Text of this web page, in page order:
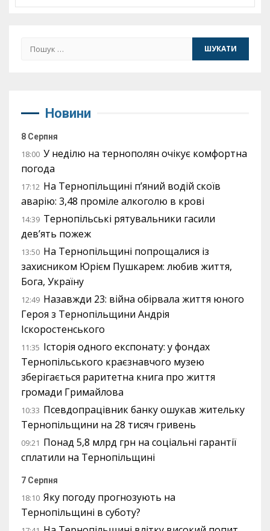
Пошук:
Новини
8 Серпня
18:00 У неділю на тернополян очікує комфортна
погода
17:12 На Тернопільщині п’яний водій скоїв
аварію: 3,48 проміле алкоголю в крові
14:39 Тернопільські рятувальники гасили
дев’ять пожеж
13:50 На Тернопільщині попрощалися із
захисником Юрієм Пушкарем: любив життя,
Бога, Україну
12:49 Назавжди 23: війна обірвала життя юного
Героя з Тернопільщини Андрія
Іскоростенського
11:35 Історія одного експонату: у фондах
Тернопільського краєзнавчого музею
зберігається раритетна книга про життя
громади Гримайлова
10:33 Псевдопрацівник банку ошукав жительку
Тернопільщини на 28 тисяч гривень
09:21 Понад 5,8 млрд грн на соціальні гарантії
сплатили на Тернопільщині
7 Серпня
18:10 Яку погоду прогнозують на
Тернопільщині в суботу?